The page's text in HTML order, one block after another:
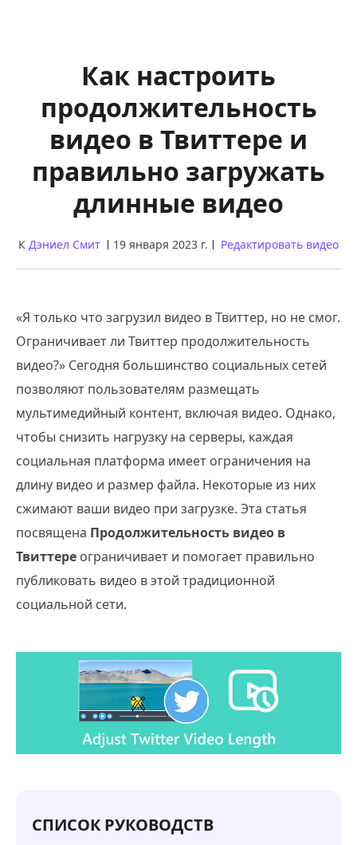
Как настроить
продолжительность
видео в Твиттере и
правильно загружать
длинные видео
К Дэниел Смит 19 января 2023 г. Редактировать видео
«Я только что загрузил видео в Твиттер, но не смог.
Ограничивает ли Твиттер продолжительность
видео?» Сегодня большинство социальных сетей
позволяют пользователям размещать
мультимедийный контент, включая видео. Однако,
чтобы снизить нагрузку на серверы, каждая
социальная платформа имеет ограничения на
длину видео и размер файла. Некоторые из них
сжимают ваши видео при загрузке. Эта статья
посвящена Продолжительность видео в
Твиттере ограничивает и помогает правильно
публиковать видео в этой традиционной
социальной сети.
СПИСОК РУКОВОДСТВ